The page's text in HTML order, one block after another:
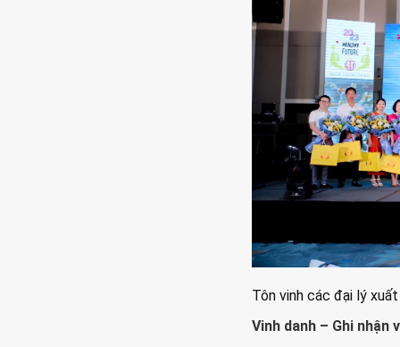
Tôn vinh các đại lý
Vinh danh – Ghi nhận